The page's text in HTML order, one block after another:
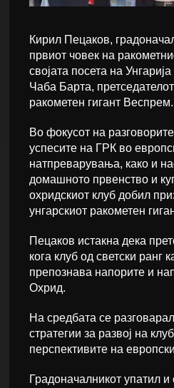
Кирил Пецаков,
првиот човек на
својата посета на
Чаба Барта,
ракометен гигант Веспрем.
Во фокусот на
успесите на ГРК во
натпреварувања, како и
домашното првенство и
охридскиот клуб добил
унгарскиот ракометен
Пецаков истакна дека
кога клуб од светски ранг
препознава напорите и
Охрид.
На средбата се
стратегии за развој на
перспективите на
Градоначалникот упатил